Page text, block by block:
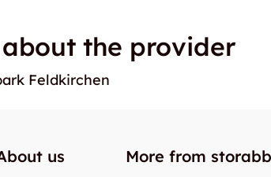
the provider
Feldkirchen
us More from